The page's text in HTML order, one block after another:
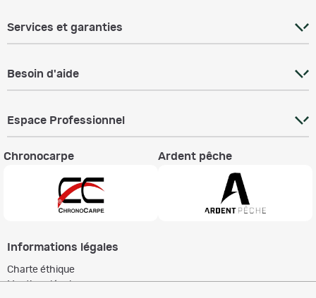
Services et garanties
Besoin d'aide
Espace Professionnel
Chronocarpe Ardent pêche
Informations légales
Charte éthique
Mentions légales